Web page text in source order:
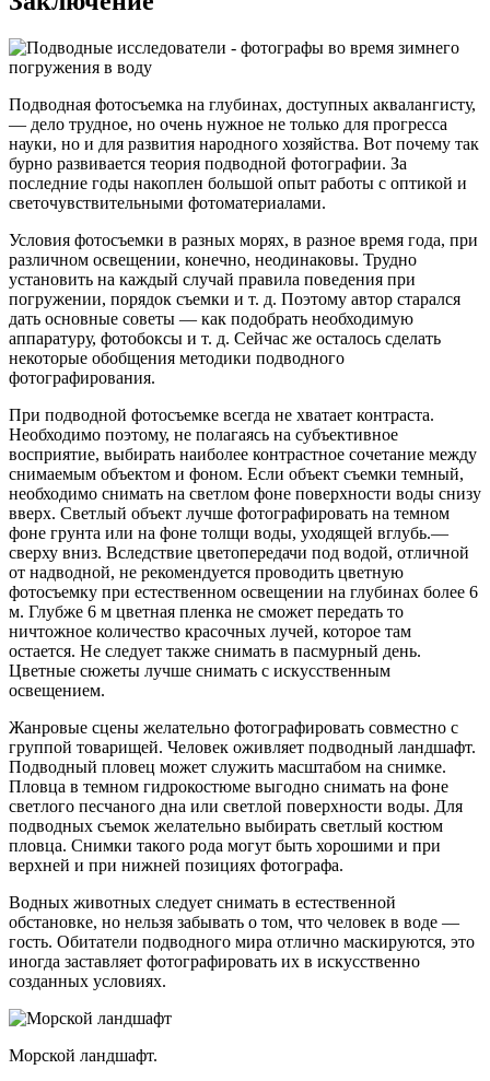
Подводная фотосъемка на глубинах, доступных аквалангисту,
— дело трудное, но очень нужное не только для прогресса
науки, но и для развития народного хозяйства. Вот почему так
бурно развивается теория подводной фотографии. За
последние годы накоплен большой опыт работы с оптикой и
светочувствительными фотоматериалами.
Условия фотосъемки в разных морях, в разное время года, при
различном освещении, конечно, неодинаковы. Трудно
установить на каждый случай правила поведения при
погружении, порядок съемки и т. д. Поэтому автор старался
дать основные советы — как подобрать необходимую
аппаратуру, фотобоксы и т. д. Сейчас же осталось сделать
некоторые обобщения методики подводного
фотографирования.
При подводной фотосъемке всегда не хватает контраста.
Необходимо поэтому, не полагаясь на субъективное
восприятие, выбирать наиболее контрастное сочетание между
снимаемым объектом и фоном. Если объект съемки темный,
необходимо снимать на светлом фоне поверхности воды снизу
вверх. Светлый объект лучше фотографировать на темном
фоне грунта или на фоне толщи воды, уходящей вглубь.—
сверху вниз. Вследствие цветопередачи под водой, отличной
от надводной, не рекомендуется проводить цветную
фотосъемку при естественном освещении на глубинах более 6
м. Глубже 6 м цветная пленка не сможет передать то
ничтожное количество красочных лучей, которое там
остается. Не следует также снимать в пасмурный день.
Цветные сюжеты лучше снимать с искусственным
освещением.
Жанровые сцены желательно фотографировать совместно с
группой товарищей. Человек оживляет подводный ландшафт.
Подводный пловец может служить масштабом на снимке.
Пловца в темном гидрокостюме выгодно снимать на фоне
светлого песчаного дна или светлой поверхности воды. Для
подводных съемок желательно выбирать светлый костюм
пловца. Снимки такого рода могут быть хорошими и при
верхней и при нижней позициях фотографа.
Водных животных следует снимать в естественной
обстановке, но нельзя забывать о том, что человек в воде —
гость. Обитатели подводного мира отлично маскируются, это
иногда заставляет фотографировать их в искусственно
созданных условиях.
Морской ландшафт.